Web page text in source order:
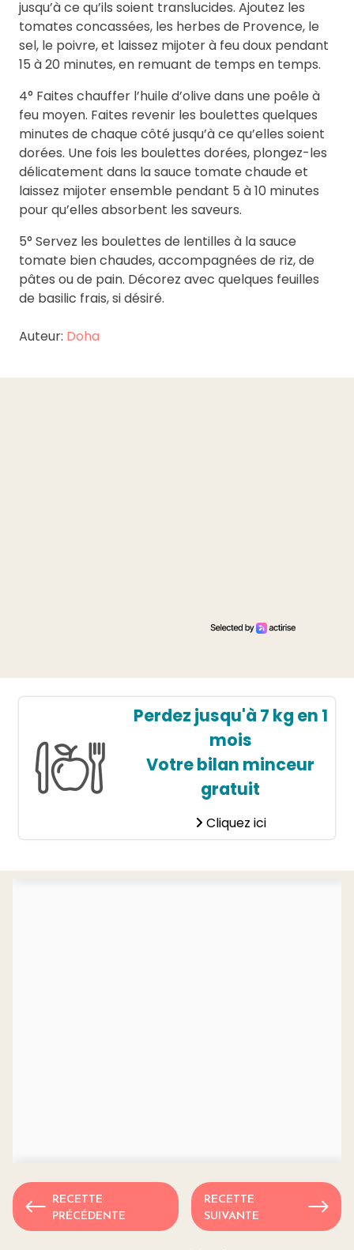
jusqu’à ce qu’ils soient translucides. Ajoutez les
tomates concassées, les herbes de Provence, le
sel, le poivre, et laissez mijoter à feu doux pendant
15 à 20 minutes, en remuant de temps en temps.
4° Faites chauffer l’huile d’olive dans une poêle à
feu moyen. Faites revenir les boulettes quelques
minutes de chaque côté jusqu’à ce qu’elles soient
dorées. Une fois les boulettes dorées, plongez-les
délicatement dans la sauce tomate chaude et
laissez mijoter ensemble pendant 5 à 10 minutes
pour qu’elles absorbent les saveurs.
5° Servez les boulettes de lentilles à la sauce
tomate bien chaudes, accompagnées de riz, de
pâtes ou de pain. Décorez avec quelques feuilles
de basilic frais, si désiré.
Auteur: Doha
Perdez jusqu'à 7 kg en 1
mois
Votre bilan minceur
gratuit
Cliquez ici
RECETTE
PRÉCÉDENTE
RECETTE
SUIVANTE